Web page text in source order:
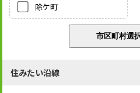
除ケ町
住みたい沿線